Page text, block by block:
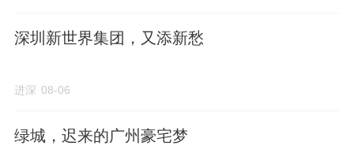
深圳新世界集团，又添新愁
进深 08-06
绿城，迟来的广州豪宅梦